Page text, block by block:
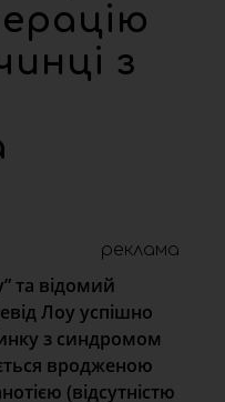
з
реклама
та відомий
Лоу успішно
з синдромом
вродженою
(відсутністю